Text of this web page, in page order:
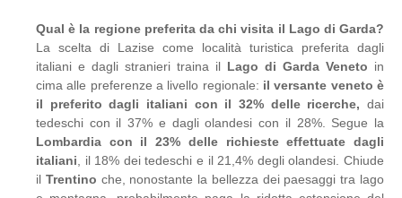
Qual è la regione preferita da chi visita il Lago di Garda?
La scelta di Lazise come località turistica preferita dagli
italiani e dagli stranieri traina il Lago di Garda Veneto in
cima alle preferenze a livello regionale: il versante veneto è
il
preferito dagli italiani con il 32% delle ricerche, dai
tedeschi con il 37% e dagli olandesi con il 28%. Segue la
Lombardia con il 23% delle richieste effettuate dagli
italiani , il 18% dei tedeschi e il 21,4% degli olandesi. Chiude
il Trentino che, nonostante la bellezza dei paesaggi tra lago